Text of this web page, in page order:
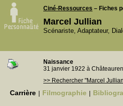
Ciné-Ressources – Fiches
Marcel Jullian
Scénariste, Adaptateur,
Naissance
31 janvier 1922 à
>> Rechercher "Marcel
Carrière Filmographie